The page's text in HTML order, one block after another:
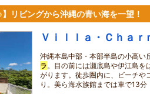
】リビングから沖縄の青い海を一望！
Ｖｉｌｌａ・Ｃｈａｒ
沖縄本島中部・本部半島の小高い
ラ。目の前には瀬底島や伊江島を
がります。徒歩圏内に、ビーチや
り。美ら海水族館までは車で13分